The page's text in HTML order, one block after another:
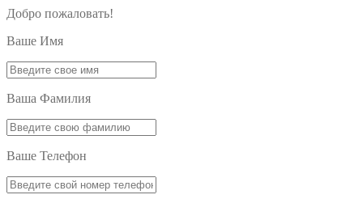
Добро пожаловать!
Ваше Имя
Ваша Фамилия
Ваше Телефон